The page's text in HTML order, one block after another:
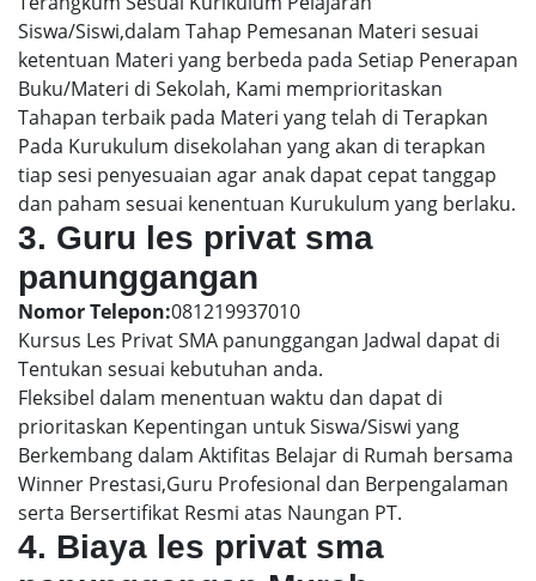
Siswa/Siswi,dalam Tahap Pemesanan Materi sesuai
ketentuan Materi yang berbeda pada Setiap Penerapan
Buku/Materi di Sekolah, Kami memprioritaskan
Tahapan terbaik pada Materi yang telah di Terapkan
Pada Kurukulum disekolahan yang akan di terapkan
tiap sesi penyesuaian agar anak dapat cepat tanggap
dan paham sesuai kenentuan Kurukulum yang berlaku.
3. Guru les privat sma
panunggangan
Nomor Telepon:081219937010
Kursus Les Privat SMA panunggangan Jadwal dapat di
Tentukan sesuai kebutuhan anda.
Fleksibel dalam menentuan waktu dan dapat di
prioritaskan Kepentingan untuk Siswa/Siswi yang
Berkembang dalam Aktifitas Belajar di Rumah bersama
Winner Prestasi,Guru Profesional dan Berpengalaman
serta Bersertifikat Resmi atas Naungan PT.
4. Biaya les privat sma